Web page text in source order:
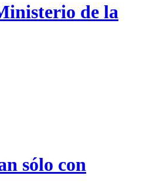
de la
sólo con